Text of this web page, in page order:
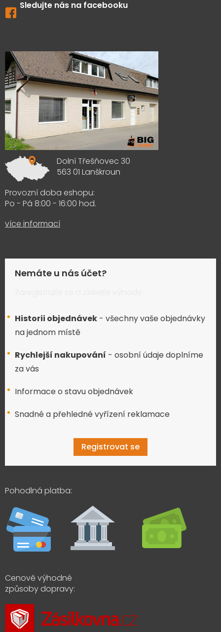
Sledujte nás na facebooku
Dolní Třešňovec 30
563 01 Lanškroun
Provozní doba eshopu:
Po - Pá 8:00 - 16:00 hod.
více informací
Nemáte u nás účet?
Historii objednávek - všechny vaše objednávky
na jednom místě
Rychlejší nakupování - osobní údaje doplníme
za vás
Informace o stavu objednávek
Snadné a přehledné vyřízení reklamace
Registrovat se
Pohodlná platba:
Cenově výhodné
způsoby dopravy: